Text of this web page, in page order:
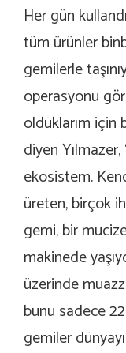
Her gün
tüm ürünler
gemilerle
operasyonu
olduklarım için
diyen
ekosistem.
üreten, birçok
gemi, bir
makinede
üzerinde
bunu sadece
gemiler